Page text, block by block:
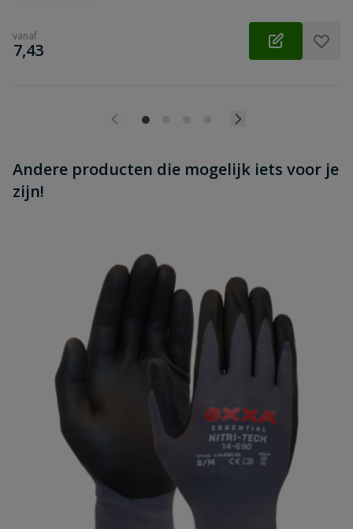
vanaf
€
7,43
Andere producten die mogelijk iets voor je
zijn!